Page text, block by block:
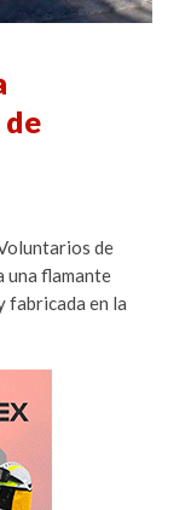
de
una flamante
fabricada en la